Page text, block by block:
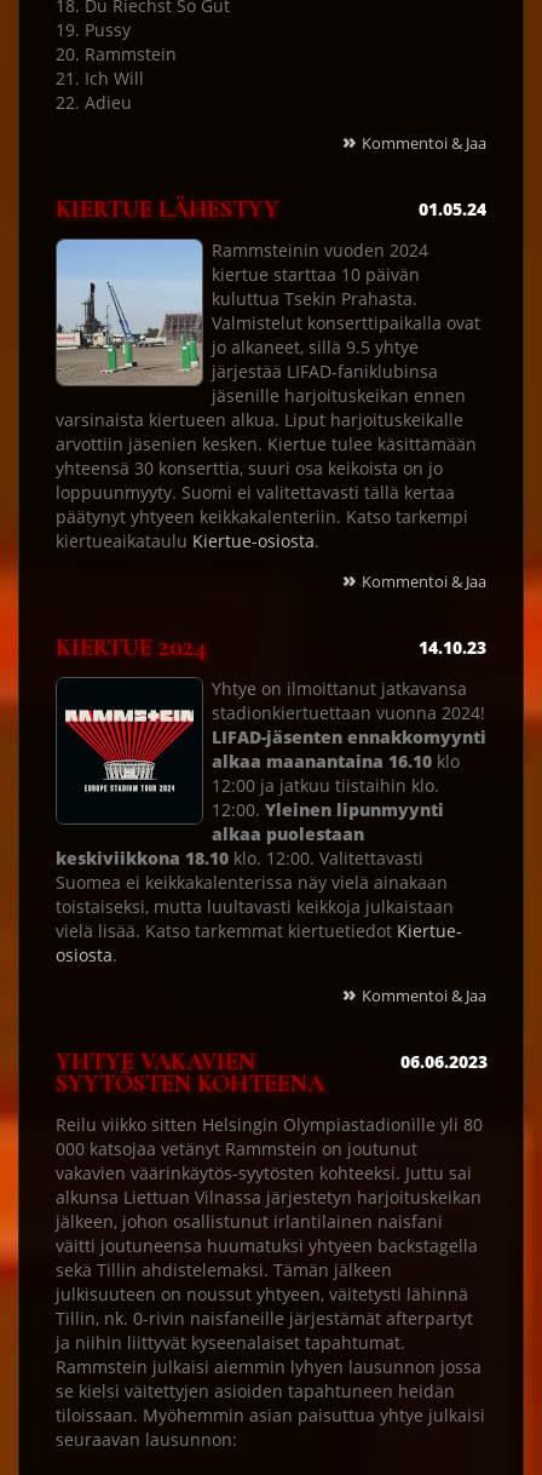
18. Du Riechst So Gut
19. Pussy
20. Rammstein
21. Ich Will
22. Adieu
» Kommentoi & Jaa
KIERTUE LÄHESTYY
01.05.24
Rammsteinin vuoden 2024
kiertue starttaa 10 päivän
kuluttua Tsekin Prahasta.
Valmistelut konserttipaikalla ovat
jo alkaneet, sillä 9.5 yhtye
järjestää LIFAD-faniklubinsa
jäsenille harjoituskeikan ennen
varsinaista kiertueen alkua. Liput harjoituskeikalle
arvottiin jäsenien kesken. Kiertue tulee käsittämään
yhteensä 30 konserttia, suuri osa keikoista on jo
loppuunmyyty. Suomi ei valitettavasti tällä kertaa
päätynyt yhtyeen keikkakalenteriin. Katso tarkempi
kiertueaikataulu Kiertue-osiosta.
» Kommentoi & Jaa
KIERTUE 2024
14.10.23
Yhtye on ilmoittanut jatkavansa
stadionkiertuettaan vuonna 2024!
LIFAD-jäsenten ennakkomyynti
alkaa maanantaina 16.10 klo
12:00 ja jatkuu tiistaihin klo.
12:00. Yleinen lipunmyynti
alkaa puolestaan
keskiviikkona 18.10 klo. 12:00. Valitettavasti
Suomea ei keikkakalenterissa näy vielä ainakaan
toistaiseksi, mutta luultavasti keikkoja julkaistaan
vielä lisää. Katso tarkemmat kiertuetiedot Kiertue-
osiosta.
» Kommentoi & Jaa
YHTYE VAKAVIEN
SYYTÖSTEN KOHTEENA
06.06.2023
Reilu viikko sitten Helsingin Olympiastadionille yli 80
000 katsojaa vetänyt Rammstein on joutunut
vakavien väärinkäytös-syytösten kohteeksi. Juttu sai
alkunsa Liettuan Vilnassa järjestetyn harjoituskeikan
jälkeen, johon osallistunut irlantilainen naisfani
väitti joutuneensa huumatuksi yhtyeen backstagella
sekä Tillin ahdistelemaksi. Tämän jälkeen
julkisuuteen on noussut yhtyeen, väitetysti lähinnä
Tillin, nk. 0-rivin naisfaneille järjestämät afterpartyt
ja niihin liittyvät kyseenalaiset tapahtumat.
Rammstein julkaisi aiemmin lyhyen lausunnon jossa
se kielsi väitettyjen asioiden tapahtuneen heidän
tiloissaan. Myöhemmin asian paisuttua yhtye julkaisi
seuraavan lausunnon: